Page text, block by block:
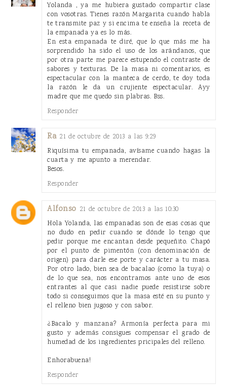
Yolanda , ya me hubiera gustado compartir clase
con vosotras. Tienes razón Margarita cuando habla
te transmite paz y si encima te enseña la receta de
la empanada ya es lo más.
En esta empanada te diré, que lo que más me ha
sorprendido ha sido el uso de los arándanos, que
por otra parte me parece estupendo el contraste de
sabores y texturas. De la masa ni comentarios, es
espectacular con la manteca de cerdo, te doy toda
la razón le da un crujiente espectacular. Ayy
madre que me quedo sin plabras. Bss.
Responder
Ra 21 de octubre de 2013 a las 9:29
Riquísima tu empanada, avísame cuando hagas la
cuarta y me apunto a merendar.
Besos.
Responder
Alfonso 21 de octubre de 2013 a las 10:30
Hola Yolanda, las empanadas son de esas cosas que
no dudo en pedir cuando se dónde lo tengo que
pedir porque me encantan desde pequeñito. Chapó
por el punto de pimentón (con denominación de
origen) para darle ese porte y carácter a tu masa.
Por otro lado, bien sea de bacalao (como la tuya) o
de lo que sea, nos encontramos ante uno de esos
entrantes al que casi nadie puede resistirse sobre
todo si conseguimos que la masa esté en su punto y
el relleno bien jugoso y con sabor.
¿Bacalo y manzana? Armonía perfecta para mi
gusto y además consigues compensar el grado de
humedad de los ingredientes pricipales del relleno.
Enhorabuena!
Responder